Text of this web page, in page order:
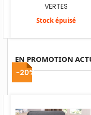
VERTES
Stock épuisé
EN PROMOTION
-20%